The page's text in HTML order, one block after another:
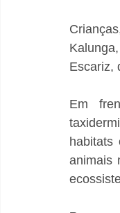
Escariz,
Em
habitats
animais